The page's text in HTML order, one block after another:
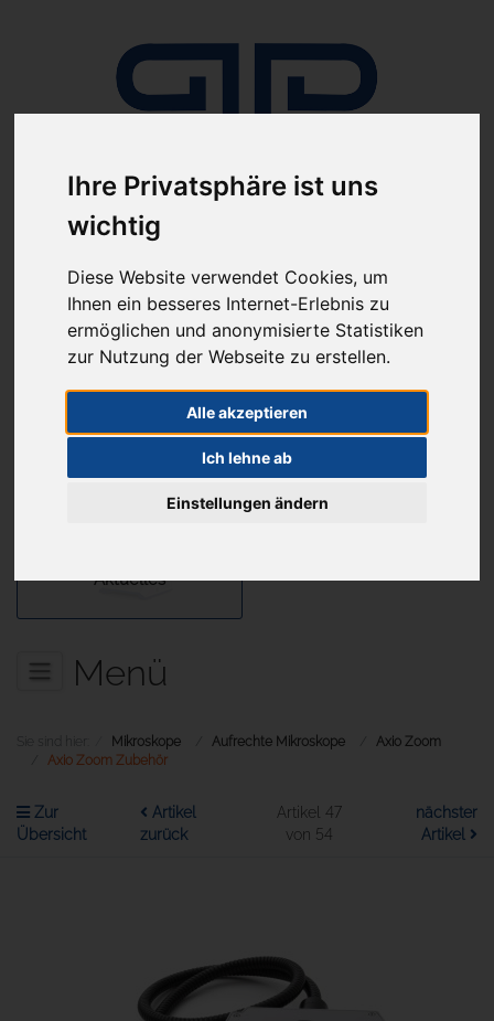
Ihre Privatsphäre ist uns
wichtig
Diese Website verwendet Cookies, um
Ihnen ein besseres Internet-Erlebnis zu
ermöglichen und anonymisierte Statistiken
zur Nutzung der Webseite zu erstellen.
Alle akzeptieren
Ich lehne ab
Einstellungen ändern
ab 100€ versandkostenfrei
Sie haben Fragen?
Aktuelles
Menü
Sie sind hier: Mikroskope Aufrechte Mikroskope
Axio Zoom
Axio Zoom Zubehör
Zur
Übersicht
Artikel
zurück
Artikel 47
von 54
nächster
Artikel